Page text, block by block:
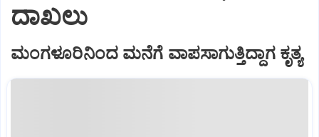
ದಾಖಲು
ಮಂಗಳೂರಿನಿಂದ ಮನೆಗೆ ವಾಪಸಾಗುತ್ತಿದ್ದಾಗ ಕೃತ್ಯ